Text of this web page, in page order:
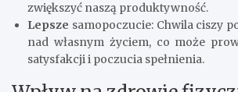
zwiększyć naszą produktywność.
Lepsze samopoczucie: Chwila ciszy
nad własnym życiem, co może
satysfakcji i poczucia spełnienia.